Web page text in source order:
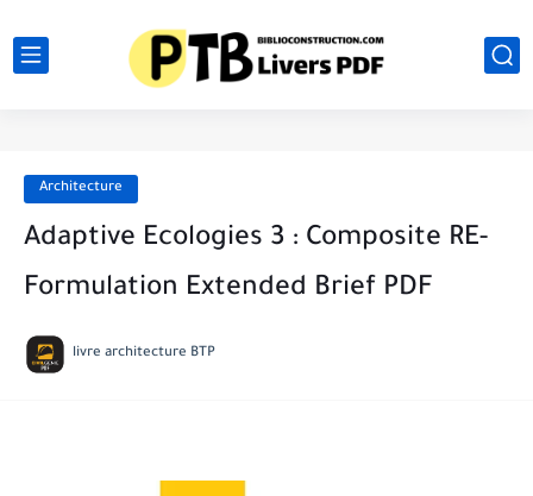
Architecture
Adaptive Ecologies 3 : Composite RE-
Formulation Extended Brief PDF
livre architecture BTP